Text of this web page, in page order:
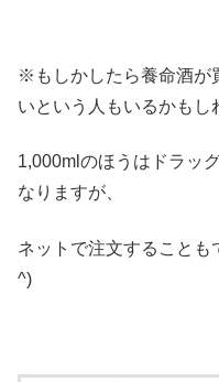
※もしかしたら養命酒が
いという人もいるかもし
1,000mlのほうはドラッ
なりますが、
ネットで注文すること
^)